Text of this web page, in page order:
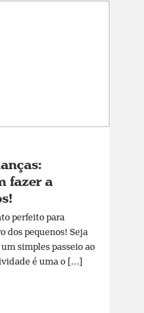
fazer a
perfeito para
dos pequenos! Seja
simples passeio ao
é uma o [...]